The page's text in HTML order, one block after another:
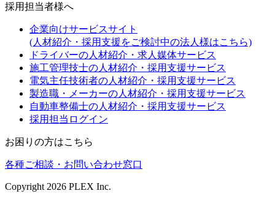
採用担当者様へ
企業向けサービスサイト
(人材紹介・採用支援をご検討中の法人様はこちら)
ドライバーの人材紹介・求人媒体サービス
施工管理技士の人材紹介・採用支援サービス
電気主任技術者の人材紹介・採用支援サービス
製造職・メーカーの人材紹介・採用支援サービス
自動車整備士の人材紹介・採用支援サービス
採用担当ログイン
お困りの方はこちら
各種ご相談・お問い合わせ窓口
Copyright 2026 PLEX Inc.